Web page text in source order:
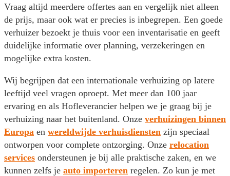
Vraag altijd meerdere offertes aan en vergelijk niet alleen
de prijs, maar ook wat er precies is inbegrepen. Een goede
verhuizer bezoekt je thuis voor een inventarisatie en geeft
duidelijke informatie over planning, verzekeringen en
mogelijke extra kosten.
Wij begrijpen dat een internationale verhuizing op latere
leeftijd veel vragen oproept. Met meer dan 100 jaar
ervaring en als Hofleverancier helpen we je graag bij je
verhuizing naar het buitenland. Onze verhuizingen binnen
Europa en wereldwijde verhuisdiensten zijn speciaal
ontworpen voor complete ontzorging. Onze relocation
services ondersteunen je bij alle praktische zaken, en we
kunnen zelfs je auto importeren regelen. Zo kun je met